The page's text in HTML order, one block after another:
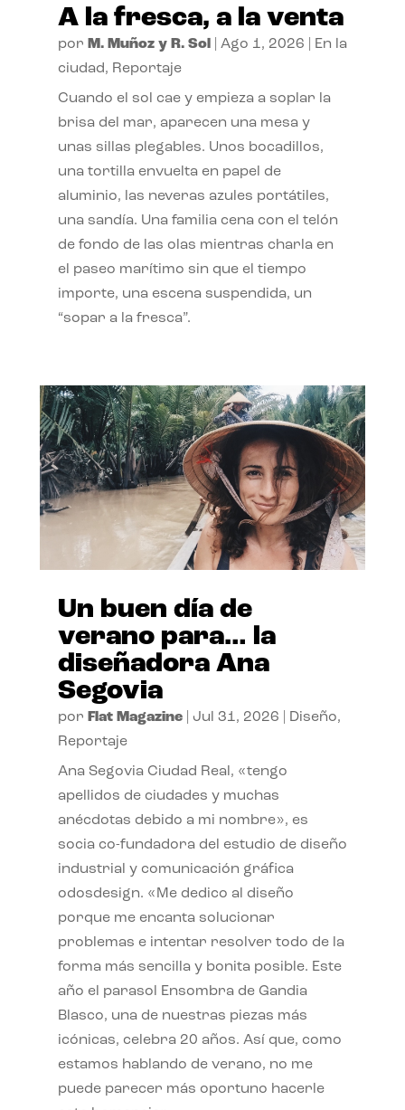
A la fresca, a la venta
por M. Muñoz y R. Sol| Ago 1, 2026
En la
ciudad, Reportaje
Cuando el sol cae y empieza a soplar la
brisa del mar, aparecen una mesa y
unas sillas plegables. Unos bocadillos,
una tortilla envuelta en papel de
aluminio, las neveras azules portátiles,
una sandía. Una familia cena con el telón
de fondo de las olas mientras charla en
el paseo marítimo sin que el tiempo
importe, una escena suspendida, un
“sopar a la fresca”.
Un buen día de
verano para… la
diseñadora Ana
Segovia
por Flat Magazine| Jul 31, 2026 Diseño,
Reportaje
Ana Segovia Ciudad Real, «tengo
apellidos de ciudades y muchas
anécdotas debido a mi nombre», es
socia co-fundadora del estudio de diseño
industrial y comunicación gráfica
odosdesign. «Me dedico al diseño
porque me encanta solucionar
problemas e intentar resolver todo de la
forma más sencilla y bonita posible. Este
año el parasol Ensombra de Gandia
Blasco, una de nuestras piezas más
icónicas, celebra 20 años. Así que, como
estamos hablando de verano, no me
puede parecer más oportuno hacerle